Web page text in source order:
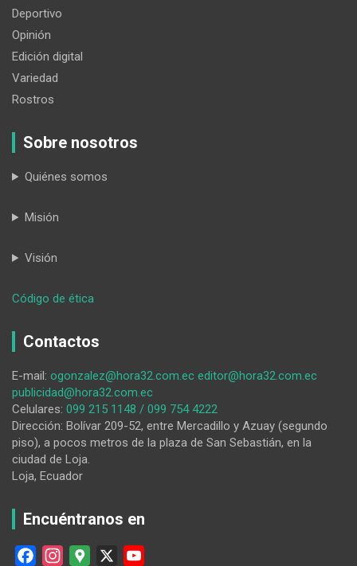
Deportivo
Opinión
Edición digital
Variedad
Rostros
Sobre nosotros
Quiénes somos
Misión
Visión
Código de ética
y
Puchis’,
con
prisión
preventiva
Contactos
E-mail: ogonzalez@hora32.com.ec editor@hora32.com.ec
publicidad@hora32.com.ec
Celulares: 099 215 1148 / 099 754 4222
Dirección: Bolívar 209-52, entre Mercadillo y Azuay (segundo
piso), a pocos metros de la plaza de San Sebastián, en la
ciudad de Loja.
Loja, Ecuador
Encuéntranos en